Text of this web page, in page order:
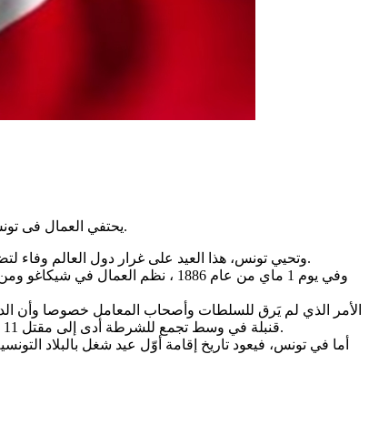
يحتفي العمال فى تونس والعالم بعيد العمال، اليوم 1 ماي 2025 ، والذى يوافق الأول من ماي من كل عام، فعشرات الملايين حول العالم يحتفلون بالمناسبة نفسها اليوم.
وتحيي تونس، هذا العيد على غرار دول العالم وفاء لتضحيات عمّال شيكاغو بالولايات المتّحدة الأمريكية في مطلع 1886 دفاعا عن الشّغل القار والتقليص من ساعات العمل وتوفير أسباب العيش الكريم.
الأمر الذي لم يَرق للسلطات وأصحاب المعامل خصوصا وأن
قنبلة في وسط تجمع للشرطة أدى إلى مقتل 11 شخصا بينهم 7 من رجال الشرطة واعتُقِلَ على إثر ذلك العديد من قادة العمال وحكم على 4 منهم بالإعدام، وعلى الآخرين بالسجن لفترات مُتفاوتة.